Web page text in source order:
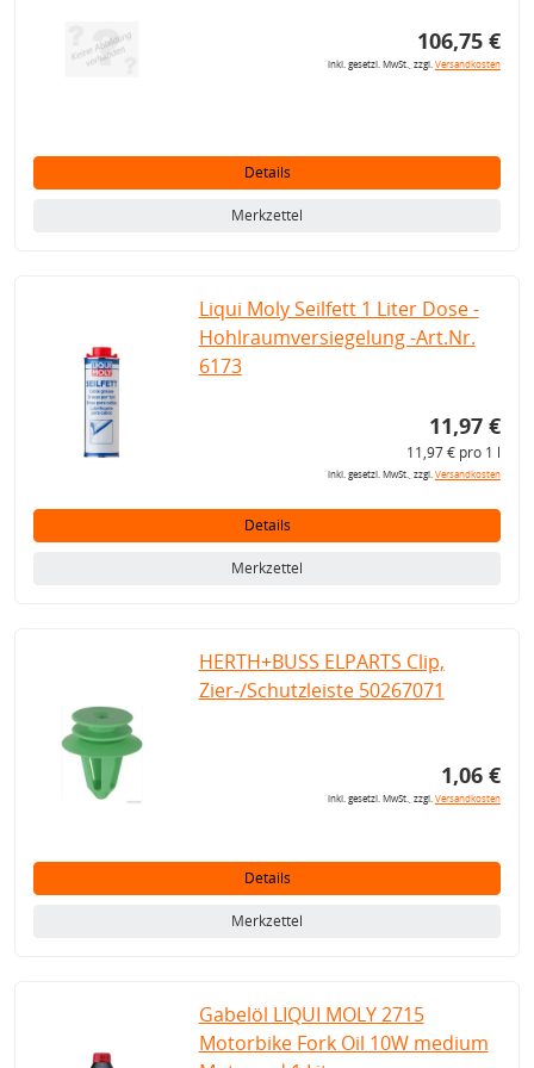
106,75 €
inkl. gesetzl. MwSt., zzgl.Versandkosten
Details
Merkzettel
Liqui Moly Seilfett 1 Liter Dose -
Hohlraumversiegelung -Art.Nr.
6173
11,97 €
11,97 € pro 1 l
inkl. gesetzl. MwSt., zzgl.Versandkosten
Details
Merkzettel
HERTH+BUSS ELPARTS Clip,
Zier-/Schutzleiste 50267071
1,06 €
inkl. gesetzl. MwSt., zzgl.Versandkosten
Details
Merkzettel
Gabelöl LIQUI MOLY 2715
Motorbike Fork Oil 10W medium